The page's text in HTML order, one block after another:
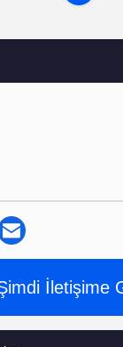
İletişime